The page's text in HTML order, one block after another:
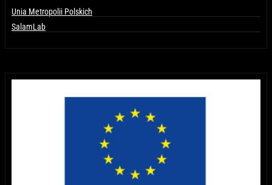
Unia Metropolii Polskich
SalamLab